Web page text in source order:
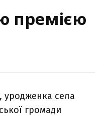
премією
уродженка села
громади